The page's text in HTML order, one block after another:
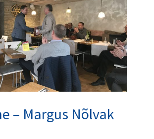
– Margus Nõlvak